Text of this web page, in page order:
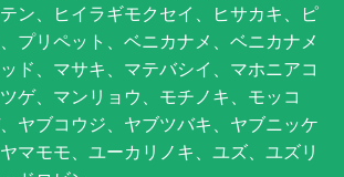
ン、ヒイラギモクセイ、ヒサカキ、ピ
プリペット、ベニカナメ、ベニカナメ
ド、マサキ、マテバシイ、マホニアコ
ゲ、マンリョウ、モチノキ、モッコ
ヤブコウジ、ヤブツバキ、ヤブニッケ
マモモ、ユーカリノキ、ユズ、ユズリ